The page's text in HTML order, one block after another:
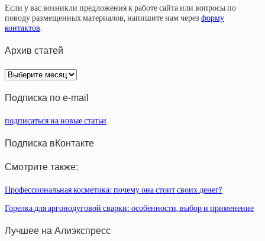
Если у вас возникли предложения к работе сайта или вопросы по
поводу размещенных материалов, напишите нам через форму
контактов.
Архив статей
Архив
статей
Подписка по e-mail
подписаться на новые статьи
Подписка вКонтакте
Смотрите также:
Профессиональная косметика: почему она стоит своих денег?
Горелка для аргонодуговой сварки: особенности, выбор и применение
Лучшее на Алиэкспресс